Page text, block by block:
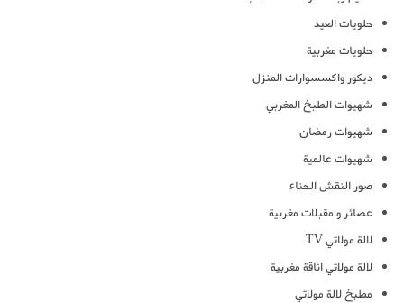
حلويات العيد
حلويات مغربية
ديكور واكسسوارات المنزل
شهيوات الطبخ المغربي
شهيوات رمضان
شهيوات عالمية
صور النقش الحناء
عصائر و مقبلات مغربية
لالة مولاتي TV
لالة مولاتي اناقة مغربية
مطبخ لالة مولاتي